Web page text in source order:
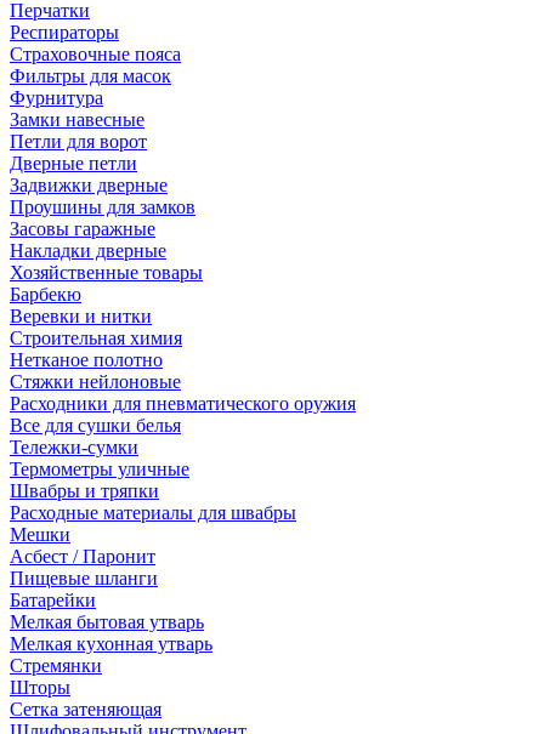
Перчатки
Респираторы
Страховочные пояса
Фильтры для масок
Фурнитура
Замки навесные
Петли для ворот
Дверные петли
Задвижки дверные
Проушины для замков
Засовы гаражные
Накладки дверные
Хозяйственные товары
Барбекю
Веревки и нитки
Строительная химия
Нетканое полотно
Стяжки нейлоновые
Расходники для пневматического оружия
Все для сушки белья
Тележки-сумки
Термометры уличные
Швабры и тряпки
Расходные материалы для швабры
Мешки
Асбест / Паронит
Пищевые шланги
Батарейки
Мелкая бытовая утварь
Мелкая кухонная утварь
Стремянки
Шторы
Сетка затеняющая